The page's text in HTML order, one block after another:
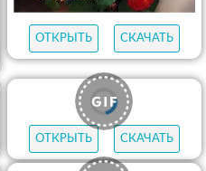
ОТКРЫТЬ СКАЧАТЬ